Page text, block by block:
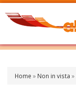
Home » Non in vista »